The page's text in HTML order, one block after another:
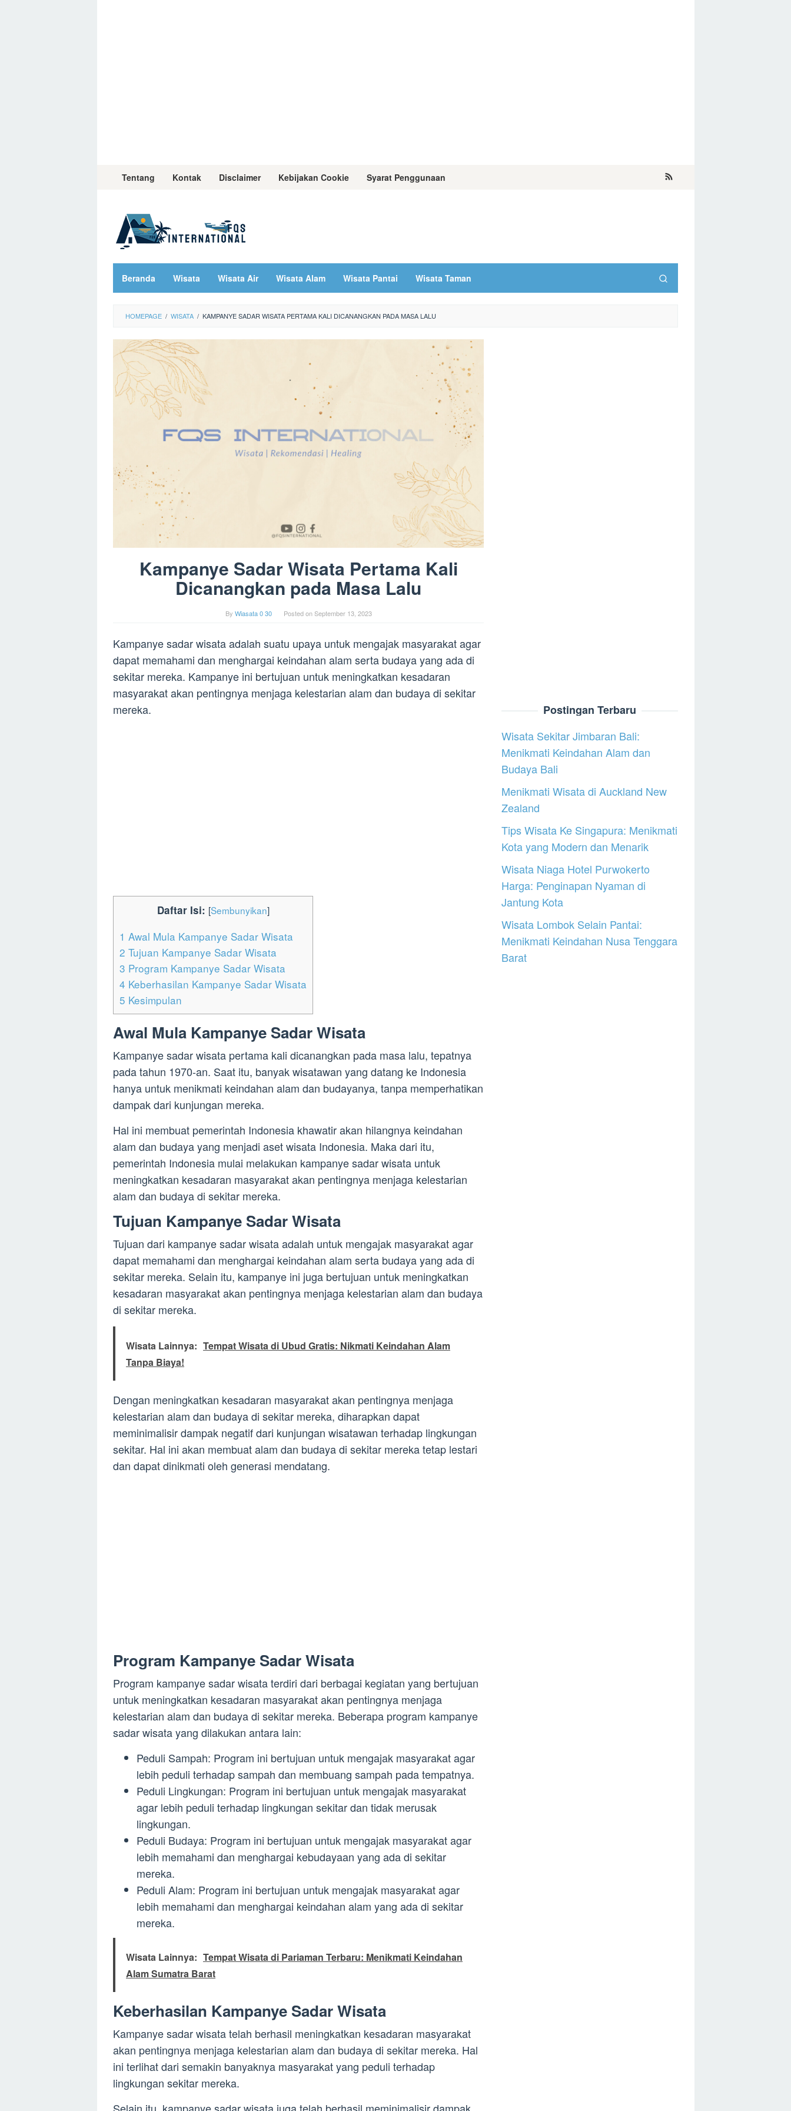
Tentang Kontak Disclaimer Kebijakan Cookie Syarat Penggunaan
Beranda Wisata Wisata Air Wisata Alam Wisata Pantai Wisata Taman
HOMEPAGE / WISATA / KAMPANYE SADAR WISATA PERTAMA KALI DICANANGKAN PADA MASA LALU
Kampanye Sadar Wisata Pertama Kali
Dicanangkan pada Masa Lalu
By Wiasata 0 30 Posted onSeptember 13, 2023
Kampanye sadar wisata adalah suatu upaya untuk mengajak masyarakat agar
dapat memahami dan menghargai keindahan alam serta budaya yang ada di
sekitar mereka. Kampanye ini bertujuan untuk meningkatkan kesadaran
masyarakat akan pentingnya menjaga kelestarian alam dan budaya di sekitar
mereka.
Daftar Isi: [Sembunyikan]
1 Awal Mula Kampanye Sadar Wisata
2 Tujuan Kampanye Sadar Wisata
3 Program Kampanye Sadar Wisata
4 Keberhasilan Kampanye Sadar Wisata
5 Kesimpulan
Awal Mula Kampanye Sadar Wisata
Kampanye sadar wisata pertama kali dicanangkan pada masa lalu, tepatnya
pada tahun 1970-an. Saat itu, banyak wisatawan yang datang ke Indonesia
hanya untuk menikmati keindahan alam dan budayanya, tanpa memperhatikan
dampak dari kunjungan mereka.
Hal ini membuat pemerintah Indonesia khawatir akan hilangnya keindahan
alam dan budaya yang menjadi aset wisata Indonesia. Maka dari itu,
pemerintah Indonesia mulai melakukan kampanye sadar wisata untuk
meningkatkan kesadaran masyarakat akan pentingnya menjaga kelestarian
alam dan budaya di sekitar mereka.
Tujuan Kampanye Sadar Wisata
Tujuan dari kampanye sadar wisata adalah untuk mengajak masyarakat agar
dapat memahami dan menghargai keindahan alam serta budaya yang ada di
sekitar mereka. Selain itu, kampanye ini juga bertujuan untuk meningkatkan
kesadaran masyarakat akan pentingnya menjaga kelestarian alam dan budaya
di sekitar mereka.
Wisata Lainnya: Tempat Wisata di Ubud Gratis: Nikmati Keindahan Alam
Tanpa Biaya!
Dengan meningkatkan kesadaran masyarakat akan pentingnya menjaga
kelestarian alam dan budaya di sekitar mereka, diharapkan dapat
meminimalisir dampak negatif dari kunjungan wisatawan terhadap lingkungan
sekitar. Hal ini akan membuat alam dan budaya di sekitar mereka tetap lestari
dan dapat dinikmati oleh generasi mendatang.
Program Kampanye Sadar Wisata
Program kampanye sadar wisata terdiri dari berbagai kegiatan yang bertujuan
untuk meningkatkan kesadaran masyarakat akan pentingnya menjaga
kelestarian alam dan budaya di sekitar mereka. Beberapa program kampanye
sadar wisata yang dilakukan antara lain:
Peduli Sampah: Program ini bertujuan untuk mengajak masyarakat agar
lebih peduli terhadap sampah dan membuang sampah pada tempatnya.
Peduli Lingkungan: Program ini bertujuan untuk mengajak masyarakat
agar lebih peduli terhadap lingkungan sekitar dan tidak merusak
lingkungan.
Peduli Budaya: Program ini bertujuan untuk mengajak masyarakat agar
lebih memahami dan menghargai kebudayaan yang ada di sekitar
mereka.
Peduli Alam: Program ini bertujuan untuk mengajak masyarakat agar
lebih memahami dan menghargai keindahan alam yang ada di sekitar
mereka.
Wisata Lainnya: Tempat Wisata di Pariaman Terbaru: Menikmati Keindahan
Alam Sumatra Barat
Keberhasilan Kampanye Sadar Wisata
Kampanye sadar wisata telah berhasil meningkatkan kesadaran masyarakat
akan pentingnya menjaga kelestarian alam dan budaya di sekitar mereka. Hal
ini terlihat dari semakin banyaknya masyarakat yang peduli terhadap
lingkungan sekitar mereka.
Postingan Terbaru
Wisata Sekitar Jimbaran Bali:
Menikmati Keindahan Alam dan
Budaya Bali
Menikmati Wisata di Auckland New
Zealand
Tips Wisata Ke Singapura: Menikmati
Kota yang Modern dan Menarik
Wisata Niaga Hotel Purwokerto
Harga: Penginapan Nyaman di
Jantung Kota
Wisata Lombok Selain Pantai:
Menikmati Keindahan Nusa Tenggara
Barat